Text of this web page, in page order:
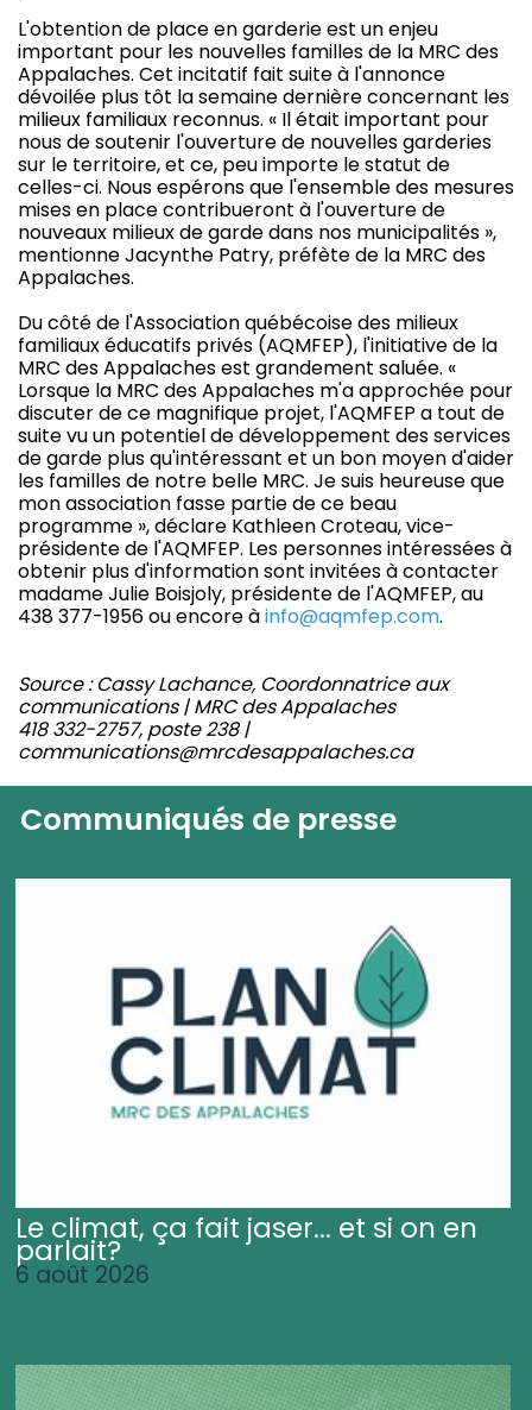
L'obtention de place en garderie est un enjeu
important pour les nouvelles familles de la MRC des
Appalaches. Cet incitatif fait suite à l'annonce
dévoilée plus tôt la semaine dernière concernant les
milieux familiaux reconnus. « Il était important pour
nous de soutenir l'ouverture de nouvelles garderies
sur le territoire, et ce, peu importe le statut de
celles-ci. Nous espérons que l'ensemble des mesures
mises en place contribueront à l'ouverture de
nouveaux milieux de garde dans nos municipalités »,
mentionne Jacynthe Patry, préfète de la MRC des
Appalaches.
Du côté de l'Association québécoise des milieux
familiaux éducatifs privés (AQMFEP), l'initiative de la
MRC des Appalaches est grandement saluée. «
Lorsque la MRC des Appalaches m'a approchée pour
discuter de ce magnifique projet, l'AQMFEP a tout de
suite vu un potentiel de développement des services
de garde plus qu'intéressant et un bon moyen d'aider
les familles de notre belle MRC. Je suis heureuse que
mon association fasse partie de ce beau
programme », déclare Kathleen Croteau, vice-
présidente de l'AQMFEP. Les personnes intéressées à
obtenir plus d'information sont invitées à contacter
madame Julie Boisjoly, présidente de l'AQMFEP, au
438 377-1956 ou encore àinfo@aqmfep.com.
Source : Cassy Lachance, Coordonnatrice aux
communications | MRC des Appalaches
418 332-2757, poste 238 |
communications@mrcdesappalaches.ca
Communiqués de presse
Le climat, ça fait jaser... et si on en
parlait?
6 août 2026